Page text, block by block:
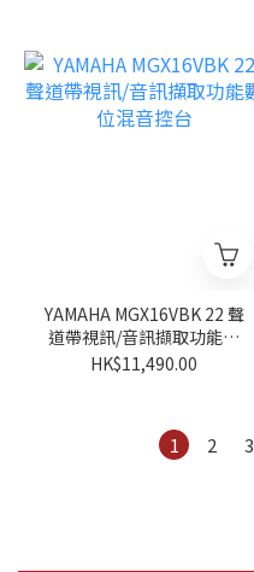
12/13/14/15/16/17 及 Pro
版本）
YAMAHA MGX16VBK 22 聲
道帶視訊/音訊擷取功能數
位混音控台
HK$11,490.00
1 2 3